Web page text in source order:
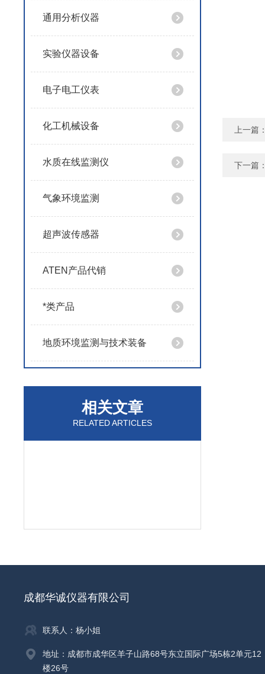
通用分析仪器
实验仪器设备
电子电工仪表
化工机械设备
水质在线监测仪
气象环境监测
超声波传感器
ATEN产品代销
*类产品
地质环境监测与技术装备
相关文章
RELATED ARTICLES
上一篇
下一篇
成都华诚仪器有限公司
联系人：杨小姐
地址：成都市成华区羊子山路68号东立国际广场5栋2单元12
楼26号